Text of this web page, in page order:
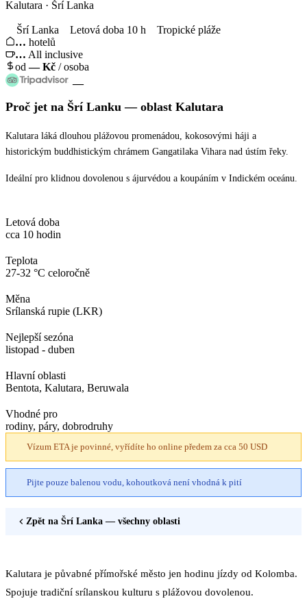
Kalutara · Šrí Lanka
Šrí Lanka Letová doba 10 h
Tropické pláže
… hotelů
… All inclusive
od—Kč / osoba
—
Proč jet na Šrí Lanku — oblast Kalutara
Kalutara láká dlouhou plážovou promenádou, kokosovými háji a
historickým buddhistickým chrámem Gangatilaka Vihara nad ústím řeky.
Ideální pro klidnou dovolenou s ájurvédou a koupáním v Indickém oceánu.
Letová doba
cca 10 hodin
Teplota
27-32 °C celoročně
Měna
Srílanská rupie (LKR)
Nejlepší sezóna
listopad - duben
Hlavní oblasti
Bentota, Kalutara, Beruwala
Vhodné pro
rodiny, páry, dobrodruhy
Vízum ETA je povinné, vyřídíte ho online předem za cca 50 USD
Pijte pouze balenou vodu, kohoutková není vhodná k pití
Zpět na Šrí Lanka — všechny oblasti
Kalutara je půvabné přímořské město jen hodinu jízdy od Kolomba.
Spojuje tradiční srílanskou kulturu s plážovou dovolenou.